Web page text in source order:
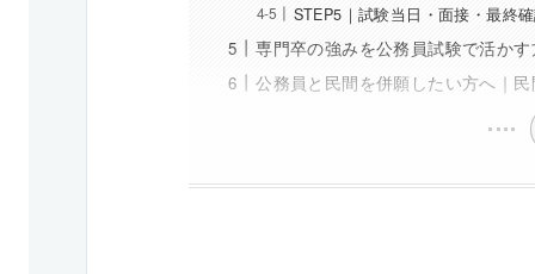
STEP5｜試験当日・面接・最終確
専門卒の強みを公務員試験で活かす
公務員と民間を併願したい方へ｜